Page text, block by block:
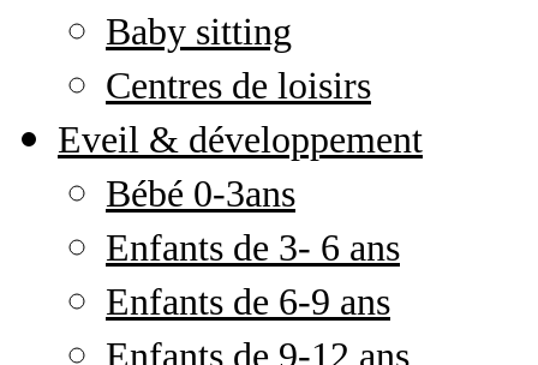
Baby sitting
Centres de loisirs
Eveil & développement
Bébé 0-3ans
Enfants de 3- 6 ans
Enfants de 6-9 ans
Enfants de 9-12 ans